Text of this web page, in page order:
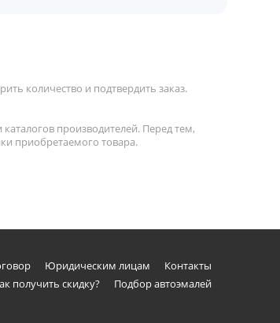
количество и подтвердить заказ.
производителей. Перед тем,
приобретаемого товара.
Юридическим лицам
Контакты
получить скидку? Подбор автоэмалей